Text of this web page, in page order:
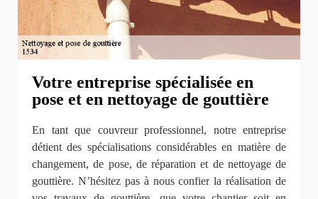
Votre entreprise spécialisée en
pose et en nettoyage de gouttière
En tant que couvreur professionnel, notre entreprise
détient des spécialisations considérables en matière de
changement, de pose, de réparation et de nettoyage de
gouttière. N’hésitez pas à nous confier la réalisation de